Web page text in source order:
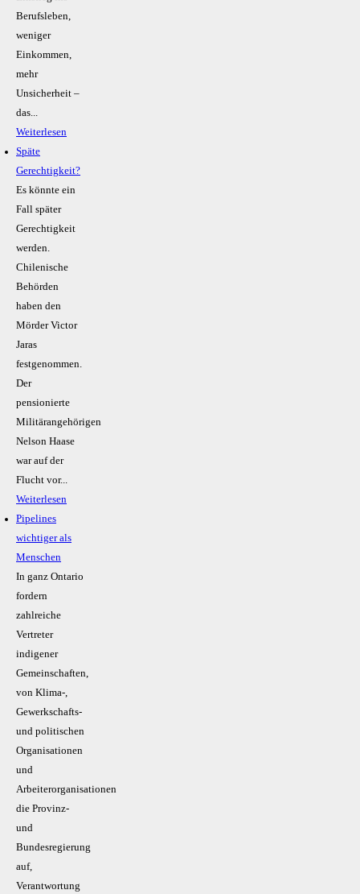
Berufsleben,
weniger
Einkommen,
mehr
Unsicherheit –
das...
Weiterlesen
Späte
Gerechtigkeit?
Es könnte ein
Fall später
Gerechtigkeit
werden.
Chilenische
Behörden
haben den
Mörder Victor
Jaras
festgenommen.
Der
pensionierte
Militärangehörigen
Nelson Haase
war auf der
Flucht vor...
Weiterlesen
Pipelines
wichtiger als
Menschen
In ganz Ontario
fordern
zahlreiche
Vertreter
indigener
Gemeinschaften,
von Klima-,
Gewerkschafts-
und politischen
Organisationen
und
Arbeiterorganisationen
die Provinz-
und
Bundesregierung
auf,
Verantwortung